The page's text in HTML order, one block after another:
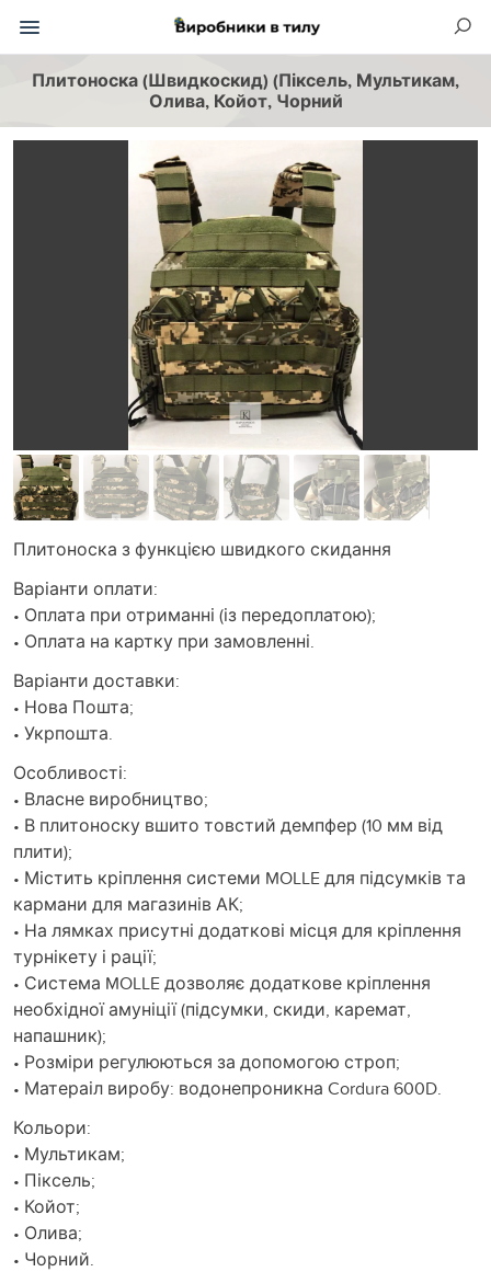
Плитоноска (Швидкоскид) (Піксель, Мультикам,
Олива, Койот, Чорний
Плитоноска з функцією швидкого скидання
Варіанти оплати:
• Оплата при отриманні (із передоплатою);
• Оплата на картку при замовленні.
Варіанти доставки:
• Нова Пошта;
• Укрпошта.
Особливості:
• Власне виробництво;
• В плитоноску вшито товстий демпфер (10 мм від
плити);
• Містить кріплення системи MOLLE для підсумків та
кармани для магазинів АК;
• На лямках присутні додаткові місця для кріплення
турнікету і рації;
• Система MOLLE дозволяє додаткове кріплення
необхідної амуніції (підсумки, скиди, каремат,
напашник);
• Розміри регулюються за допомогою строп;
• Матераіл виробу: водонепроникна Cordura 600D.
Кольори:
• Мультикам;
• Піксель;
• Койот;
• Олива;
• Чорний.